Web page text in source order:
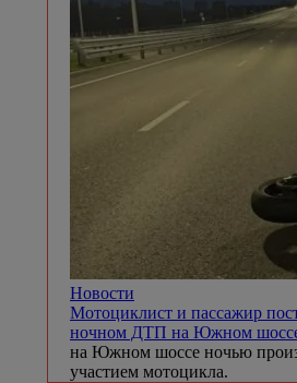
Новости
Мотоциклист и пассажир
ночном ДТП на Южном
на Южном шоссе ночью
участием мотоцикла.